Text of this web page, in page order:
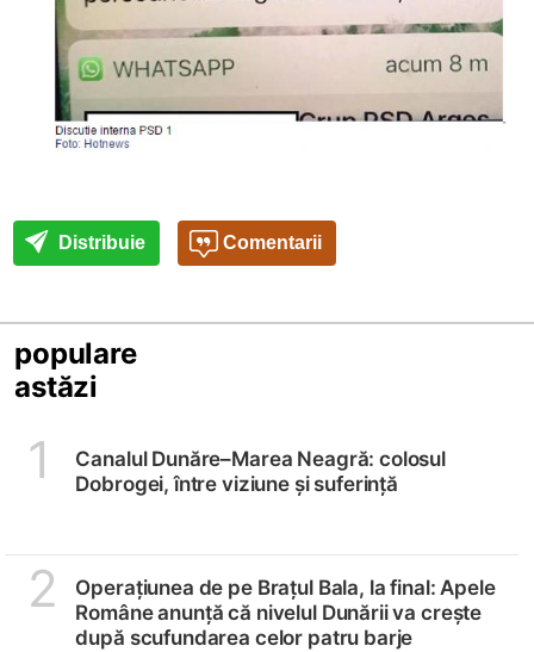
Distribuie Comentarii
populare
astăzi
1
Canalul Dunăre–Marea Neagră: colosul
Dobrogei, între viziune și suferință
2
Operațiunea de pe Brațul Bala, la final: Apele
Române anunță că nivelul Dunării va crește
după scufundarea celor patru barje